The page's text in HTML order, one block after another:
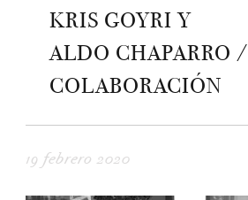
KRIS GOYRI Y
ALDO CHAPARRO /
COLABORACIÓN
19 febrero 2020